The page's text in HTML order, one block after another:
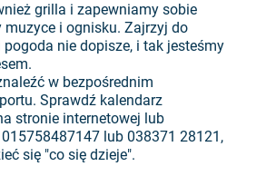
grilla i zapewniamy sobie
muzyce i ognisku. Zajrzyj do
nie dopisze, i tak jesteśmy
w bezpośrednim
Sprawdź kalendarz
stronie internetowej lub
lub 038371 28121,
się "co się dzieje".